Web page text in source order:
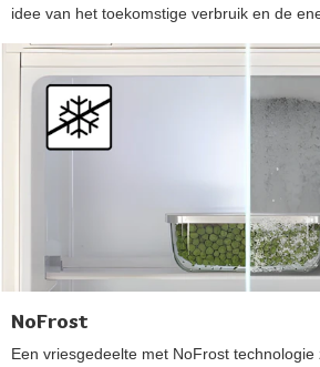
idee van het toekomstige verbruik en de
NoFrost
Een vriesgedeelte met NoFrost